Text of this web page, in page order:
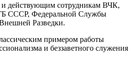
и действующим сотрудникам ВЧК,
Федеральной Службы
Разведки.
примером работы
и беззаветного служения